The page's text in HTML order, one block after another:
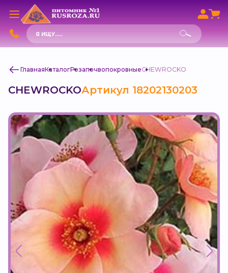
Поиск
товаров
ГлавнаяКаталогРозапочвопокровныеCHEWROCKO
CHEWROCKOАртикул 18202130203